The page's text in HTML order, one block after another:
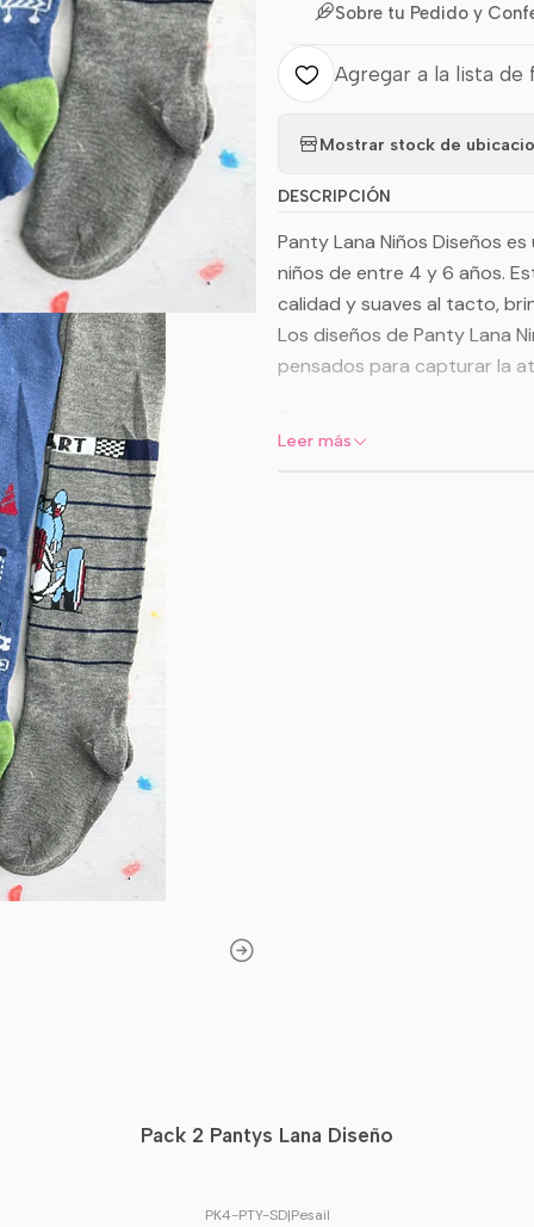
Sobre tu Pedido y
Agregar a la lista de
Mostrar stock de
DESCRIPCIÓN
Panty Lana Niños Diseños
niños de entre 4 y 6 años.
calidad y suaves al tacto,
Los diseños de Panty Lana
pensados para capturar la
de los niños en esta etapa
Leer más
Pack 2 Pantys Lana Diseño
PK4-PTY-SD|Pesail